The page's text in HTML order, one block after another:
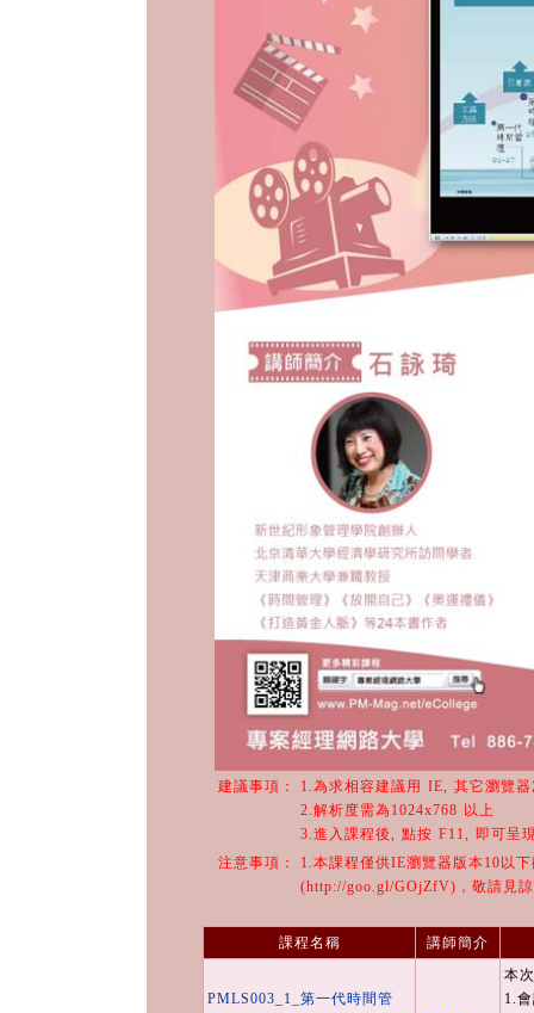
建議事項：
1.為求相容建議用 IE, 其它瀏覽器
2.解析度需為1024x768 以上
3.進入課程後, 點按 F11, 即可呈
注意事項：
1.本課程僅供IE瀏覽器版本10以
(http://goo.gl/GOjZfV)，敬請見
課程名稱 講師簡介
PMLS003_1_第一代時間管
本
1.